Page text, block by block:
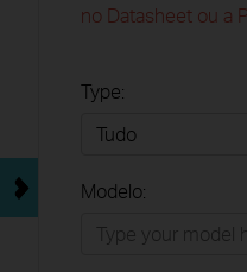
no Datasheet ou a
Type:
Modelo: